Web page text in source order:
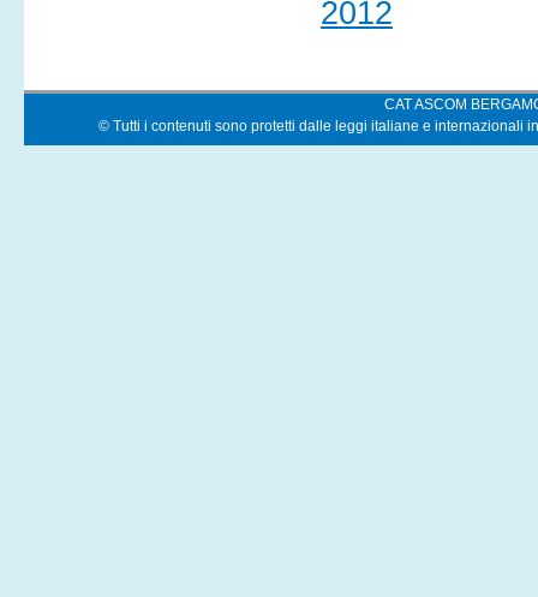
2012
CAT ASCOM
© Tutti i contenuti sono protetti dalle leggi italiane e internazionali